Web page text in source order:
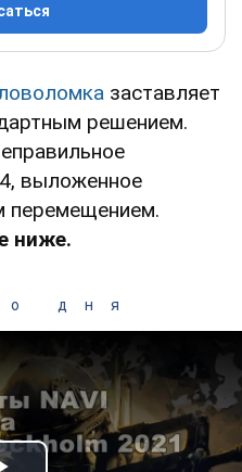
заставляет
решением.
выложенное
перемещением.
ниже.
дня